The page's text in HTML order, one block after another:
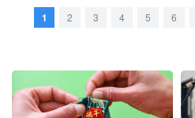
北京
安徽
山东 河南
1 2 3 4 5 6